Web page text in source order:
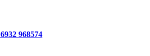
6932 968574